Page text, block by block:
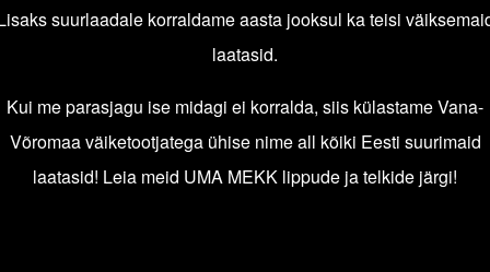
suurlaadale korraldame aasta jooksul ka teisi
laatasid.
Kui me parasjagu ise midagi ei korralda, siis külastame Vana-
Võromaa väiketootjatega ühise nime all kõiki Eesti suurimaid
laatasid! Leia meid UMA MEKK lippude ja telkide järgi!